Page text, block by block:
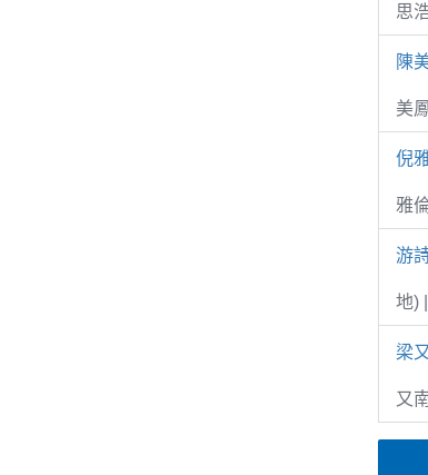
思
陳
美
倪
雅
游
地)
梁
又